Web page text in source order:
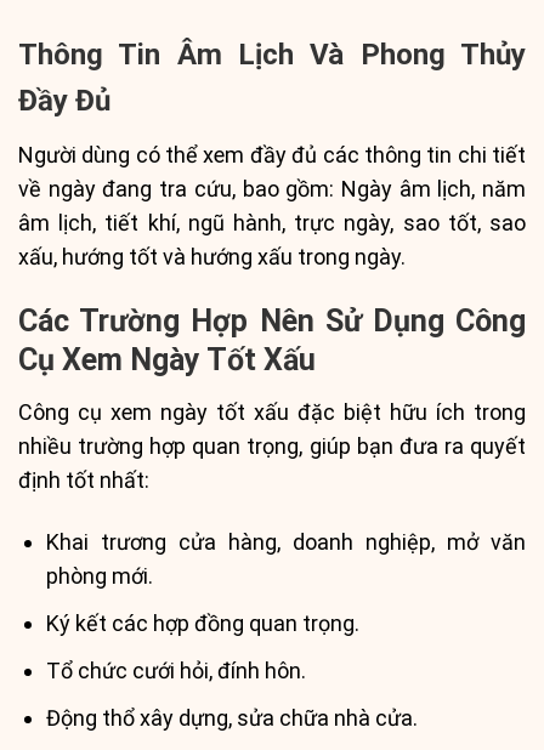
Thông Tin Âm Lịch Và Phong Thủy
Đầy Đủ
Người dùng có thể xem đầy đủ các thông tin chi tiết
về ngày đang tra cứu, bao gồm: Ngày âm lịch, năm
âm lịch, tiết khí, ngũ hành, trực ngày, sao tốt, sao
xấu, hướng tốt và hướng xấu trong ngày.
Các Trường Hợp Nên Sử Dụng Công
Cụ Xem Ngày Tốt Xấu
Công cụ xem ngày tốt xấu đặc biệt hữu ích trong
nhiều trường hợp quan trọng, giúp bạn đưa ra quyết
định tốt nhất:
Khai trương cửa hàng, doanh nghiệp, mở văn
phòng mới.
Ký kết các hợp đồng quan trọng.
Tổ chức cưới hỏi, đính hôn.
Động thổ xây dựng, sửa chữa nhà cửa.